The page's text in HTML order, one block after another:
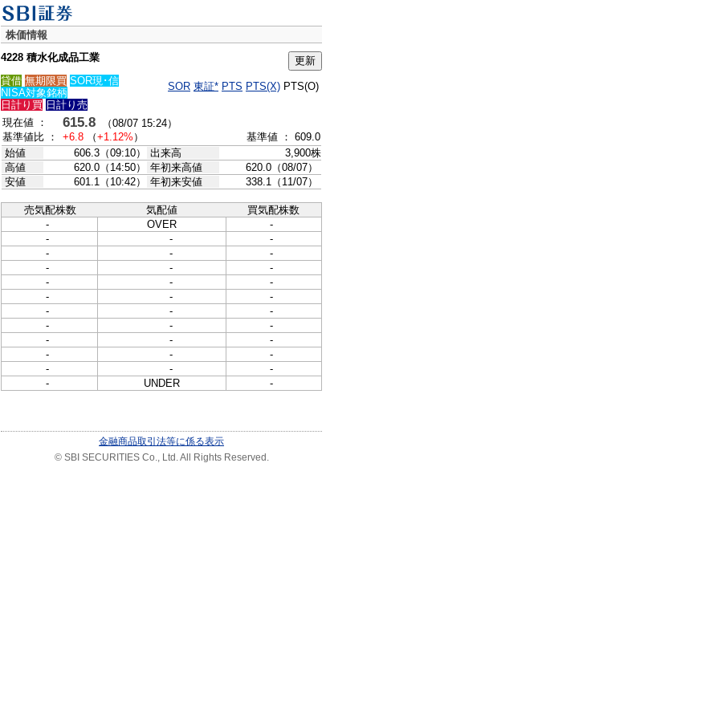
株価情報
4228 積水化成品工業
貸借 無期限買 SOR現･信
NISA対象銘柄
SOR 東証* PTS PTS(X) PTS(O)
日計り買 日計り売
現在値 ：
615.8 （08/07 15:24）
基準値比 ：
+6.8 （+1.12% ）
基準値 ： 609.0
始値
606.3（09:10） 出来高
3,900株
高値
620.0（14:50） 年初来高値
620.0（08/07）
安値
601.1（10:42） 年初来安値 338.1（11/07）
売気配株数 気配値
買気配株数
-
OVER
-
-
-
-
-
-
-
-
-
-
-
-
-
-
-
-
-
-
-
-
-
-
-
-
-
-
-
-
-
-
-
-
UNDER -
金融商品取引法等に係る表示
© SBI SECURITIES Co., Ltd. All Rights Reserved.